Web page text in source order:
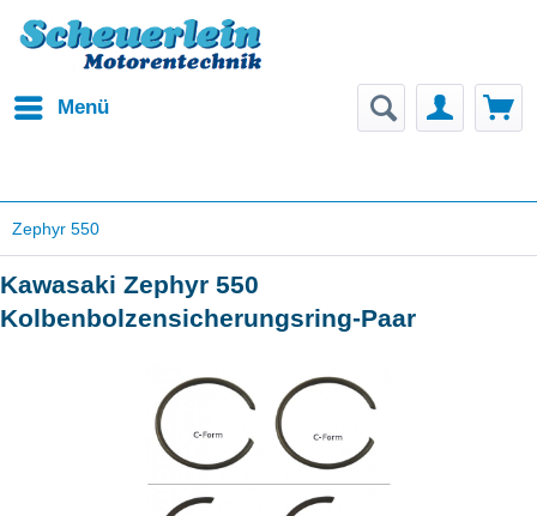
Menü
Zephyr 550
Kawasaki Zephyr 550
Kolbenbolzensicherungsring-Paar